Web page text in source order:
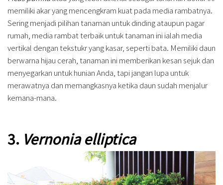
memiliki akar yang mencengkram kuat pada media rambatnya.
Sering menjadi pilihan tanaman untuk dinding ataupun pagar
rumah, media rambat terbaik untuk tanaman ini ialah media
vertikal dengan tekstukr yang kasar, seperti bata. Memiliki daun
berwarna hijau cerah, tanaman ini memberikan kesan sejuk dan
menyegarkan untuk hunian Anda, tapi jangan lupa untuk
merawatnya dan memangkasnya ketika daun sudah menjalur
kemana-mana.
3. Vernonia elliptica